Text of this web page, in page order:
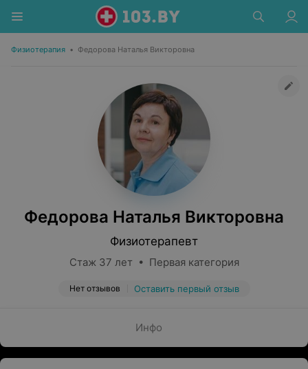
Физиотерапия • Федорова Наталья Викторовна
Федорова Наталья Викторовна
Физиотерапевт
Стаж 37 лет • Первая категория
Нет отзывов Оставить первый отзыв
Инфо